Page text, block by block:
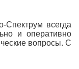
Спектрум всегда
и оперативно
вопросы. С